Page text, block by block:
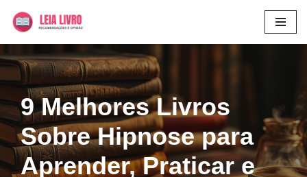
para
o
conteúdo
9 Melhores Livros
Sobre Hipnose para
Aprender, Praticar e